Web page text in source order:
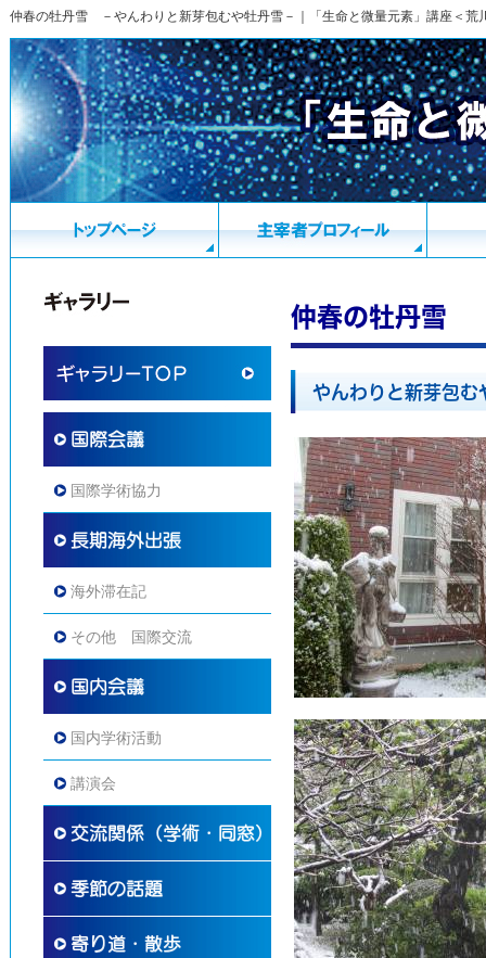
仲春の牡丹雪 －やんわりと新芽包むや牡丹雪－｜「生命と微量元素」講座＜荒
国際学術協力
海外滞在記
その他 国際交流
国内学術活動
講演会
仲春の牡丹雪
やんわりと新芽